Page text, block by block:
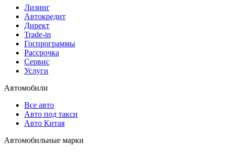
Лизинг
Автокредит
Директ
Trade-in
Госпрограммы
Рассрочка
Сервис
Услуги
Автомобили
Все авто
Авто под такси
Авто Китая
Автомобильные марки